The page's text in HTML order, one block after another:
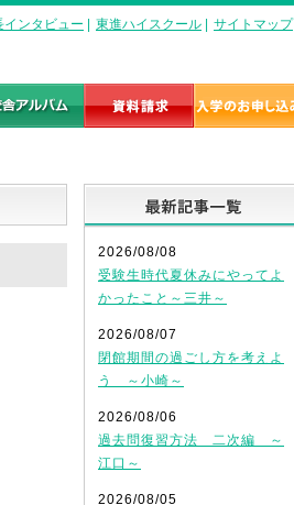
インタビュー 東進ハイスクール サイトマップ
2026/08/08
受験生時代夏休みにやってよ
かったこと～三井～
2026/08/07
閉館期間の過ごし方を考えよ
う ～小崎～
2026/08/06
過去問復習方法 二次編 ～
江口～
2026/08/05